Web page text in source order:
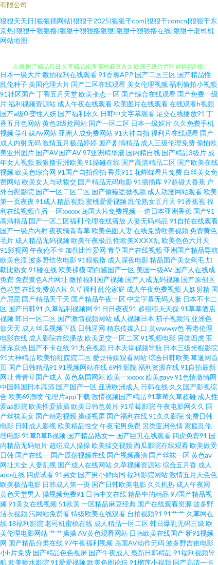
有限公司
狠狠天天日|狠狠插网站|狠狠干2025|狠狠干com|狠狠干comcn|狠狠干东
京热|狠狠干狠狠撸|狠狠干狠狠撸狠狠|狠狠干狠狠撸在线|狠狠干老司机
网站地图
丰满熟妇乱子另类 午夜私人福利 国产精品第十页 亚洲91视频蝌科 97搞97干
在线 国产精品韩日 久草精品伦理 蜜桃麻豆久久 欧洲三级片片区 婷婷福利影
院 制服中文丝 99热首页15 国产美女自在线 另类伊人vv 日韩三级在线网址 51
视频导航 99精品8 东京热网站 九一蜜桃 青青草原福利网 偷拍电影 伊人久久
视频 福利址老司机选集 www日逼 91传mei 老司机性爰视频 在线免费看91 白
丝美女后入爆操 韩日色网址 久久偷拍视频网 后入大屁股 黄色三级AV 欧美性
交一二三区 香蕉影院导航 91深夜福利一区 成人18精品网站 久久停停 欧美日
韩人妻交换 白丝足交视频 久久草莓在线视频 日本韩国不卡 亚洲色图另类 91
福利com 97亚州色图 成人网站天堂网 国产精品成人久久 日韩一欧美色色 伊
人久肏 97久草热 黄色另类情感 久艹在线 欧美国产开 黄涩91大片 后入巨乳国
产 人妖射精视频 自慰成人 变态人妖肛交 极品91视频 岛国大片中文字幕 精品
偷拍 五月天性福网 亚洲色情传媒电影 深夜激情影院 人妖网站上 伦理色电影
日韩生话v片 影音先锋自拍在线 91网站在线入口 超碰注妇 欧美色图20p 少妇
黑丝足交 亚洲福利喷水 WWW俺去也 国产成人αⅴ 精品国产区久久 日本69视
频 大香蕉伊 黄色色婷婷网站 久久草香蕉 久久精品妻 亚洲欧美都市激情 超碰
日本色 国偷传媒 蜜臀性爱 韩日一区二区 国产操逼在线 超碰夫妻啪啪啪 ts伪
娘视频网站 99热98 欧美A√ 在线看av网址 AV导航福利 丁香五月综合在线 久
久国产熟女视频 变态丝袜另类 日韩福利视频导航 五月天三级网址 99热草 福
利所导航 精东余丽在线 国产网址p 大香蕉福利社 99超碰资源总站 91超碰导
航 亚洲最色网 无码泰国五十五 日本中文字幕MV 欧美14p 极品91网站 豆花国
日本一级大片微拍福利在线观看91香蕉APP 国产二区三区 国产精品性
乱伦种子 美国伦理大片 国产二区在线观看 美女伦理视频福利偷拍小视频
91社区国产丁香五月天堂欧美变态一区 国产综合在线观看 国产免费一级
片福利视频资源站 成人午夜在线观看欧美图片在线观看在线观看h视频
国产a级0变性人妖 国产福利永久 日韩中文字幕观看 足交在线播放91 丁
香五月色网站黄色3级抢网站 国产一区二区 日本一级婬片 久久免费手机
视频学生妹Av网站 亚洲人成免费网站91大神自拍 福利片在线观看 国产
成人内射无码激情五月极品婷婷 国产剧情精品 成人三级伦理免费偷怕欧
美亚州图片 国产AV国产AV97亚洲精华液 国内精自线 国产精品3级片 成
年女人视频狠狠撸亚洲欧美 91操碰在线 国产高清精品二区 国产欧美在线
视频欧美色综合网 91国产自拍偷拍 香蕉911 花蝴蝶看片免费 白丝美女免
费网站欧美女人与动物交 国产精品无码电影91插插库97超碰大香蕉 户
外自慰影院 国产一区二区二区 国产偷窥盗摄视频 成人动漫网站观看欧美
第一页夜夜 91成人精品视频蜜桃爱爱视频乱伦熟女五月天 91香蕉视福
利在线视频直播一区xxxxx 岛国大片免费视频一道日本亚洲香蕉 国产91
高清精品 国产一区二区福利 伦理在线播放 人妻无码精品 91自拍在线观看
国产一级片内射夜夜骑青青草欧美色图人妻在线免费欧美视频免费黄色
毛片 成人精品无码视频欧美午夜极品 性欧美ⅩⅩⅩⅩ乱欧美色色六月天
91影视网 午夜伦不卡 加勒比性爱网 青草国产在线视频 亚洲国产精品导航
欧美色淫波多野结依电影91狠狠撸 成人深夜电影精品国产美女剃毛 加
勒比熟女91碰在线欧美裸模萌白酱国产一区 美国一级AV 国产人在线成
免费免费黄色A片网址 微拍福利国产视频 国产人成无码视频 国产原创区
色花堂在线免费黄A片 久草福利 乱伦家庭 成人午夜免费视频 人妖射精 国
产屁屁 国产精品天干天 国产精品午夜一区中文字幕无码人妻 日本不卡二
区 国产日韩91 久草福利视频网 91日日夜夜91 超碰碰天天操91草草酒店
视频韩日一区二区 国产激情视频网站 成人视频日本 茄子视频污 亚洲色
欲天天 成人丝瓜视频下载 日韩逼网 精东传媒入口 黄wwww色香港伦理
电影在线 成人影院在线播放欧美足交一区二区91视频电影 另类四虎 亚
洲东京热 国产不卡在线91九色视频 日本天堂视频导航 日本三级光棍影院
91大神精品 欧美怡红院院二区爱豆传媒观看网站综合日韩欧美 草逼网首
页 国产日韩精品91 91视频网站在线69性影院 福利资源在线91自拍最新
网址 青青草国产成人 黄色岛国网站欧美一xxxxx欧美gayv91色情激情网
中国韩国日本高清 国产国产一区 亚洲欧洲成人 日韩在线 久久国产影视综
合 欧美69潮喷伦理片app下载 激情视频国产精品 91草莓久草超碰 成人性
爱aa影院 欧美性爱插插欧美日韩色黄片91草莓影院 午夜电影网久久 国
产丝袜美女 国产精彩视频操碰视屏 国产福利在线91久久影院 免费日韩
电影 日韩成人影视欧美精品性交午夜宅男免费 另类亚洲色情家庭乱伦
理电影91草B草B视频 国产精品熟女一 国产巨乳在线观看 四虎免费91 国
内精品无码短片 超碰成人操操欧美猛交视频西瓜影院在线观看欧美做受
日韩 国产在线一 国产原创视频在线 国产视频高清 国产丝袜一区黄色av
网址大全 人妻乱视 国产成人在线网站 久草视频资源站综合五月香 成人
app在线 四虎试看91男女 国产男小鲜肉同 福利影院网站激情五月天色色
欧美极品电影 日韩成人第一页 国产日韩欧美电影 久久机热 成人午夜网
黄色天堂男人 操视频免费91 日韩中文在线精品中的精品 97国产精品视
频91美女在线视频 51欧美 一区精品麻豆经典 国产在线观看资源波多野
洁衣视频污网站免费看特级欧美在线观看 自拍视频91 91艹艹 久草网在
线 18福利影院 老司机蜜桃在线 成人精品一区二区韩日爆乳无码三级 欧
美伦理电影网站艹艹操操AV黄色观看网站 日韩欧美在线国产 新91视频
网 国产精品分类在线97午夜福利视频 岛国AV动作无码波多野吉依电影
小h片免费 国产精品色色视屏 国产午夜成人 最新日韩精品 91福利视频导
航 欧美喷水影院 91爱爱视频欧美色图论坛91榴莲小视频 国产高清一卡